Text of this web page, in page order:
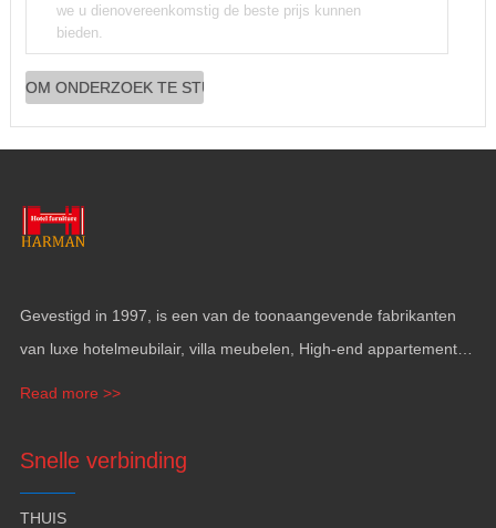
Gevestigd in 1997, is een van de toonaangevende fabrikanten
van luxe hotelmeubilair, villa meubelen, High-end appartement
Read more >>
Snelle verbinding
THUIS